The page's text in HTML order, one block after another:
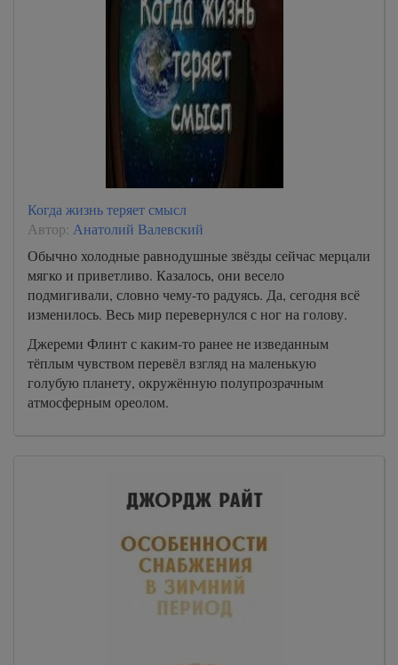
Когда жизнь теряет смысл
Автор: Анатолий Валевский
Обычно холодные равнодушные звёзды сейчас мерцали
мягко и приветливо. Казалось, они весело
подмигивали, словно чему-то радуясь. Да, сегодня всё
изменилось. Весь мир перевернулся с ног на голову.
Джереми Флинт с каким-то ранее не изведанным
тёплым чувством перевёл взгляд на маленькую
голубую планету, окружённую полупрозрачным
атмосферным ореолом.